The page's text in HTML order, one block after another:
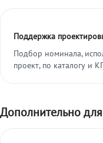
Поддержка
Подбор номинала,
проект, по каталогу и
Дополнительно